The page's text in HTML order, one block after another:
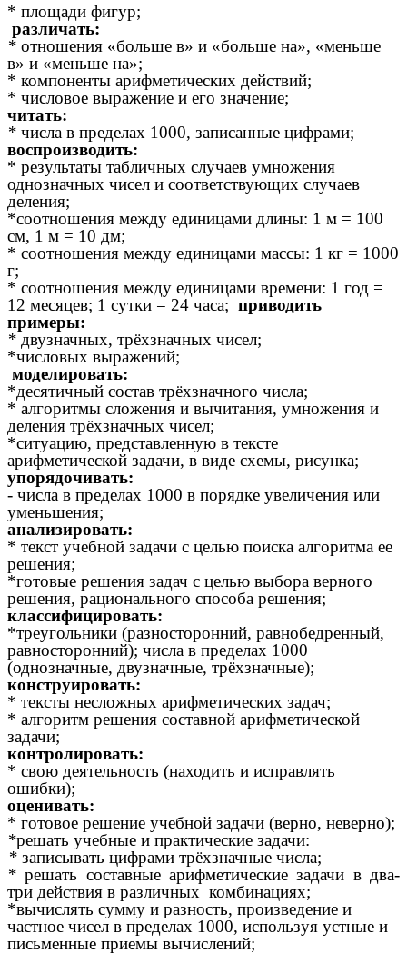
* площади фигур;
различать:
* отношения «больше в» и «больше на», «меньше
в» и «меньше на»;
* компоненты арифметических действий;
* числовое выражение и его значение;
читать:
* числа в пределах 1000, записанные цифрами;
воспроизводить:
* результаты табличных случаев умножения
однозначных чисел и соответствующих случаев
деления;
*соотношения между единицами длины: 1 м = 100
см, 1 м = 10 дм;
* соотношения между единицами массы: 1 кг = 1000
г;
* соотношения между единицами времени: 1 год =
12 месяцев; 1 сутки = 24 часа; приводить
примеры:
* двузначных, трёхзначных чисел;
*числовых выражений;
моделировать:
*десятичный состав трёхзначного числа;
* алгоритмы сложения и вычитания, умножения и
деления трёхзначных чисел;
*ситуацию, представленную в тексте
арифметической задачи, в виде схемы, рисунка;
упорядочивать:
- числа в пределах 1000 в порядке увеличения или
уменьшения;
анализировать:
* текст учебной задачи с целью поиска алгоритма ее
решения;
*готовые решения задач с целью выбора верного
решения, рационального способа решения;
классифицировать:
*треугольники (разносторонний, равнобедренный,
равносторонний); числа в пределах 1000
(однозначные, двузначные, трёхзначные);
конструировать:
* тексты несложных арифметических задач;
* алгоритм решения составной арифметической
задачи;
контролировать:
* свою деятельность (находить и исправлять
ошибки);
оценивать:
* готовое решение учебной задачи (верно, неверно);
*решать учебные и практические задачи:
записывать цифрами трёхзначные числа;
* решать составные арифметические задачи в два-
три действия в различных комбинациях;
*вычислять сумму и разность, произведение и
частное чисел в пределах 1000, используя устные и
письменные приемы вычислений;